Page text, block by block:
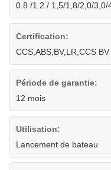
0.8 /1.2 / 1,5/1,8/2,0/3,0/
Certification:
CCS,ABS,BV,LR,CCS BV
Période de garantie:
12 mois
Utilisation:
Lancement de bateau